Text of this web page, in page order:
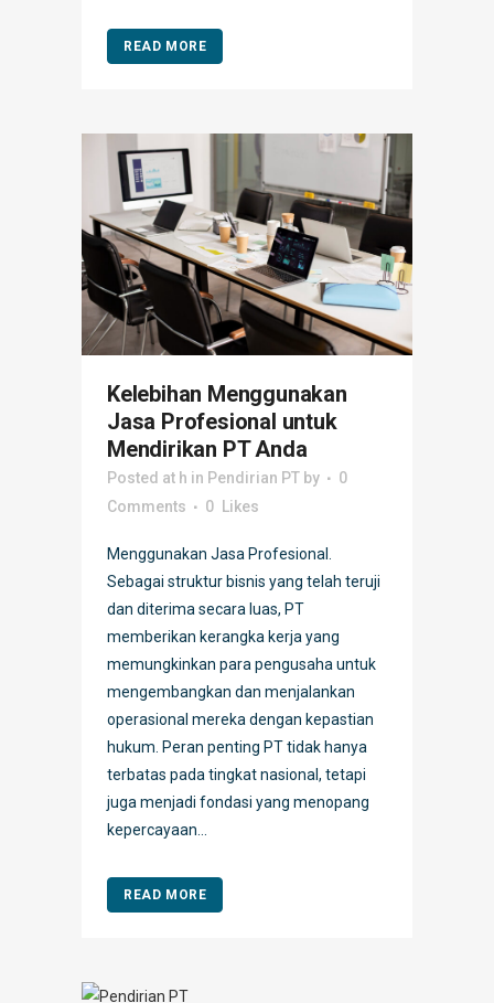
READ MORE
Kelebihan Menggunakan
Jasa Profesional untuk
Mendirikan PT Anda
Posted at h in Pendirian PT by
0
Comments
0 Likes
Menggunakan Jasa Profesional.
Sebagai struktur bisnis yang telah teruji
dan diterima secara luas, PT
memberikan kerangka kerja yang
memungkinkan para pengusaha untuk
mengembangkan dan menjalankan
operasional mereka dengan kepastian
hukum. Peran penting PT tidak hanya
terbatas pada tingkat nasional, tetapi
juga menjadi fondasi yang menopang
kepercayaan...
READ MORE